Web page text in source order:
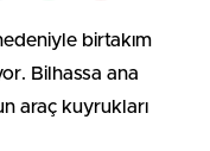
birtakım
Bilhassa ana
araç kuyrukları